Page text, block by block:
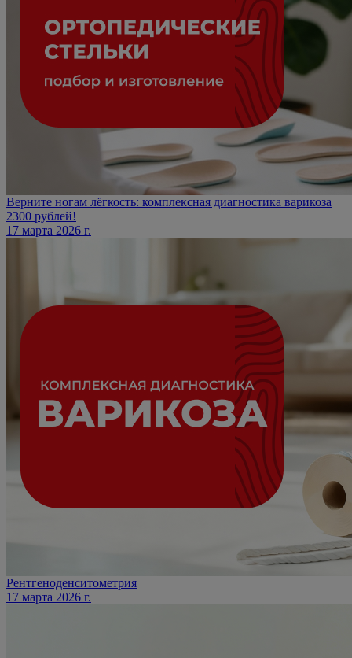
Верните ногам лёгкость: комплексная диагностика варикоза
2300 рублей!
17 марта 2026 г.
Рентгеноденситометрия
17 марта 2026 г.